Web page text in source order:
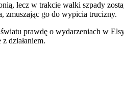
lecz w trakcie walki szpady
zmuszając go do wypicia trucizny.
prawdę o wydarzeniach w
działaniem.